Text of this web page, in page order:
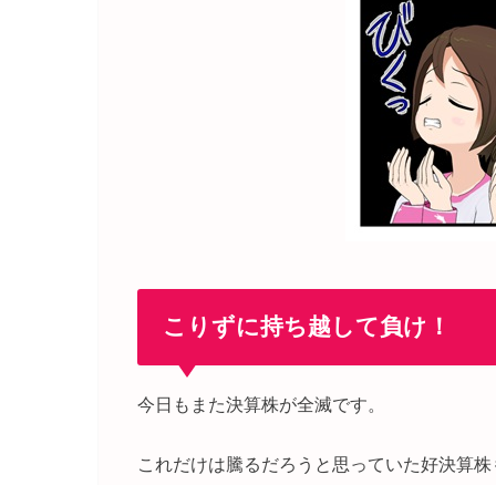
こりずに持ち越して負け！
今日もまた決算株が全滅です。
これだけは騰るだろうと思っていた好決算